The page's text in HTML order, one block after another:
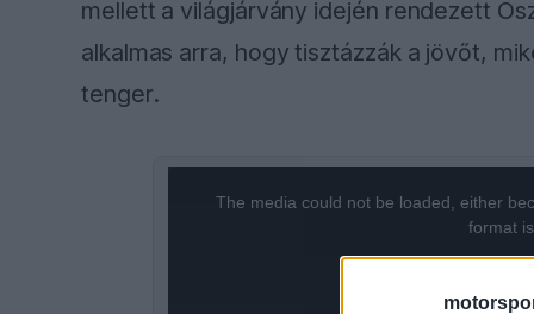
mellett a világjárvány idején rendezett
alkalmas arra, hogy tisztázzák a jövőt,
tenger.
The media could not be loaded, either
format